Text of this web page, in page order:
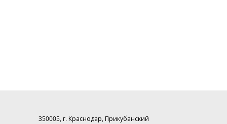
350005, г. Краснодар, Прикубанский